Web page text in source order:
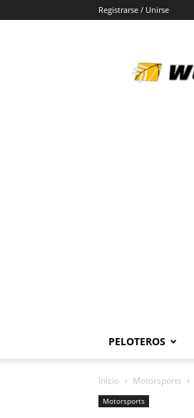
Registrarse / Unirse
PELOTEROS
Inicio Motorsports
Motorsports